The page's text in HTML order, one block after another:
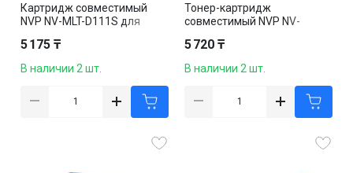
Картридж совместимый
NVP NV-MLT-D111S для
M2020/M2020W/M2021/M2
021W/M2022, черный
5 175 ₸
В наличии 2 шт.
Тонер-картридж
совместимый NVP NV-
107a/107w/135w/135a/137f
nw, 1000k, черный
5 720 ₸
В наличии 2 шт.